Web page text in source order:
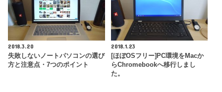
2018.3.20
失敗しないノートパソコンの選び
方と注意点・7つのポイント
2018.1.23
[ほぼOSフリー]PC環境をMacか
らChromebookへ移行しまし
た。